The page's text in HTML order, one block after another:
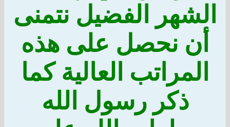
الشهر الفضيل نتمنى
أن نحصل على هذه
المراتب العالية كما
ذكر رسول الله